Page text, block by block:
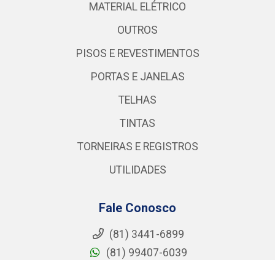
MATERIAL ELÉTRICO
OUTROS
PISOS E REVESTIMENTOS
PORTAS E JANELAS
TELHAS
TINTAS
TORNEIRAS E REGISTROS
UTILIDADES
Fale Conosco
(81) 3441-6899
(81) 99407-6039